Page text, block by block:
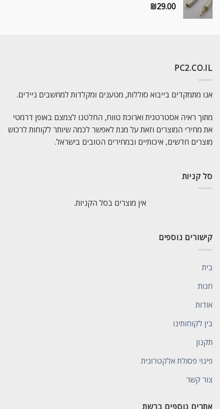
₪29.00
PC2.CO.IL
אנו מתמקדים בייבוא סוללות, מטענים ומקלדות למחשבים ניידים.
מתוך ראיה אסטרטגית וארוכת טווח, החלטנו לצמצם באופן דרמטי
את מחירי המוצרים וזאת על מנת לאפשר לכמה שיותר לקוחות לרכוש
מוצרים חדשים, איכותיים ובמחירים הטובים בישראל.
סל קניות
אין מוצרים בסל הקניות.
קישורים נוספים
בית
חנות
אודות
בין לקוחותינו
תקנון
פינוי פסולת אלקטרונית
צור קשר
אתרים נוספים ברשת